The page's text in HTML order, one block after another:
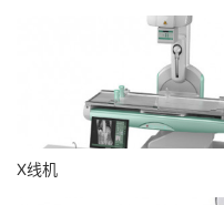
X线机